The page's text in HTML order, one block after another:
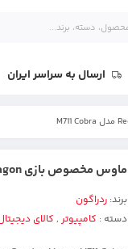
ارسال به سراسر ایران
ماوس مخصوص بازی Redragon مدل M711 Cobra
برند: ردراگون
دسته : کامپیوتر, کالای